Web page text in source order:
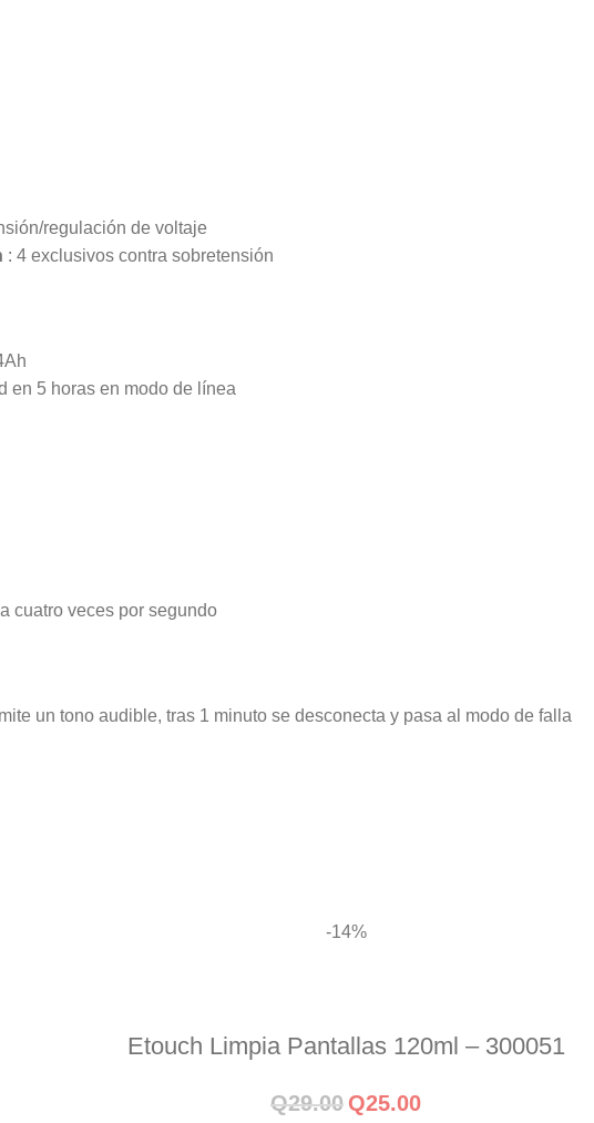
regulación de voltaje
: 4 exclusivos contra sobretensión
en 5 horas en modo de línea
cuatro veces por segundo
un tono audible, tras 1 minuto se desconecta y pasa al modo de falla
-14%
Etouch Limpia Pantallas 120ml – 300051
Q29.00 Q25.00